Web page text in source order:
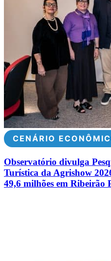
CENÁRIO
Observatório divulga
Turística da Agrishow
49,6 milhões em Ribeirão